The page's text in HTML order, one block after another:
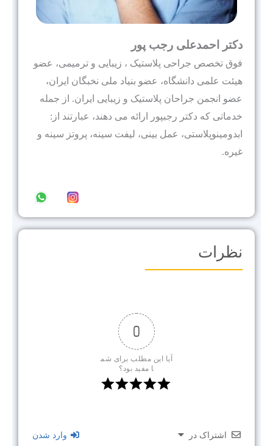
دکتر احمدعلی رجب پور
فوق تخصص جراحی پلاستیک ، زیبایی و ترمیمی، عضو
هيئت علمى دانشگاه، عضو بنیاد ملی نخبگان ایران،
عضو انجمن جراحان پلاستیک و زیبایی ایران. از جمله
خدماتی که دکتر رجبپور ارائه می دهند، عبارتند از:
ابدومینوپلاستی، عمل بینی، لیفت سینه، پروتز سینه و
غیره.
نظرات
0
آیا این مطلب برای شم
ا مفید بود؟
اشتراک در وارد شدن